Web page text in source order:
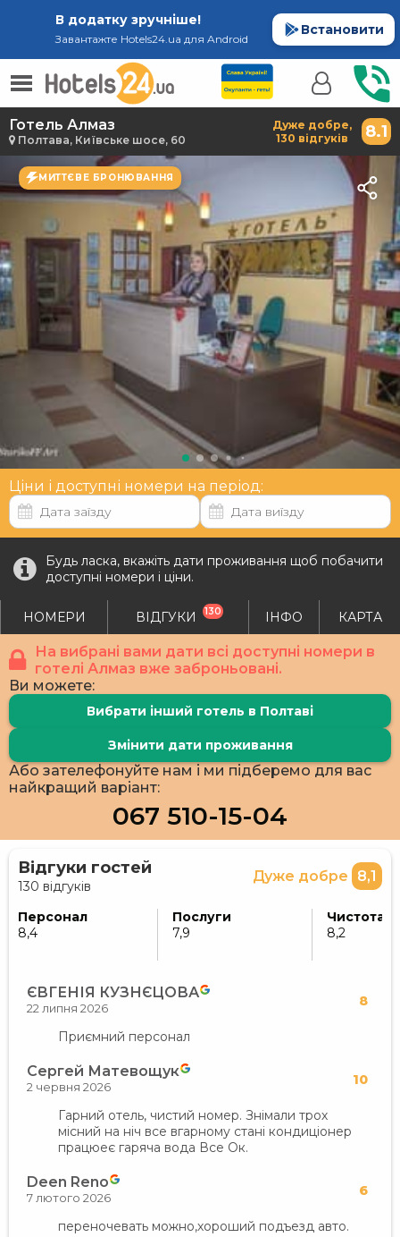
В додатку зручніше!
Завантажте Hotels24.ua для Android
Встановити
Готель Алмаз
Полтава, Київське шосе, 60
Дуже добре, 8.1
130 відгуків
МИТТЄВЕ БРОНЮВАННЯ
Ціни і доступні номери на період:
Будь ласка, вкажіть дати проживання щоб побачити
доступні номери і ціни.
НОМЕРИ ВІДГУКИ 130 ІНФО КАРТА
На вибрані вами дати всі доступні номери в
готелі Алмаз вже заброньовані.
Ви можете:
Вибрати інший готель в Полтаві
Змінити дати проживання
Або зателефонуйте нам і ми підберемо для вас
найкращий варіант:
067 510-15-04
Відгуки гостей
130 відгуків
Дуже добре 8,1
Персонал
8,4
Послуги
7,9
Чистота
8,2
ЄВГЕНІЯ КУЗНЄЦОВА 8
22 липня 2026
Приємний персонал
Сергей Матевощук 10
2 червня 2026
Гарний отель, чистий номер. Знімали трох
місний на ніч все вгарному стані кондиціонер
працюеє гаряча вода Все Ок.
Deen Reno 6
7 лютого 2026
переночевать можно,хороший подъезд авто.